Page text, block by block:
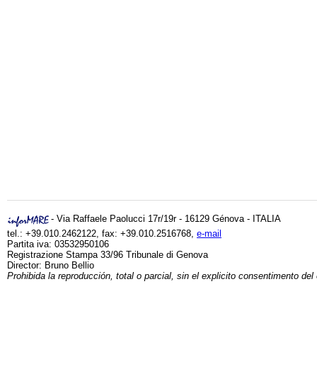
- Via Raffaele Paolucci 17r/19r - 16129 Génova - ITALIA
tel.: +39.010.2462122, fax: +39.010.2516768, e-mail
Partita iva: 03532950106
Registrazione Stampa 33/96 Tribunale di Genova
Director: Bruno Bellio
Prohibida la reproducción, total o parcial, sin el explicito consentimento del